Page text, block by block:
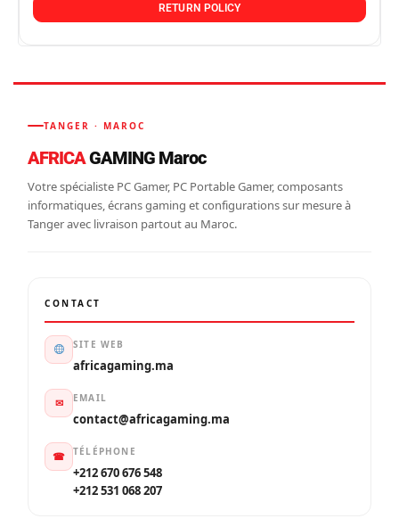
RETURN POLICY
TANGER · MAROC
AFRICAGAMING Maroc
Votre spécialiste PC Gamer, PC Portable Gamer, composants
informatiques, écrans gaming et configurations sur mesure à
Tanger avec livraison partout au Maroc.
CONTACT
SITE WEB
africagaming.ma
✉ EMAIL
contact@africagaming.ma
☎ TÉLÉPHONE
+212 670 676 548
+212 531 068 207